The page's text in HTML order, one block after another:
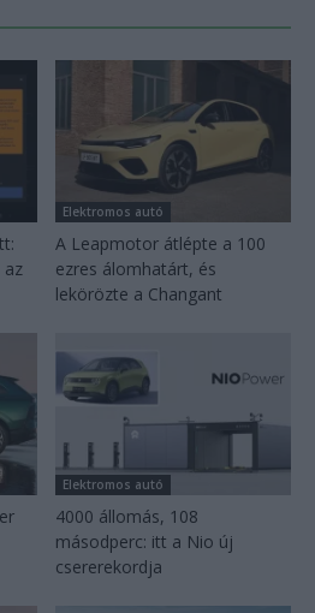
az
Elektromos autó
A Leapmotor átlépte a 100
ezres álomhatárt, és
lekörözte a Changant
Elektromos autó
4000 állomás, 108
másodperc: itt a Nio új
csererekordja